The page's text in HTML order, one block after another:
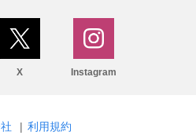
X Instagram
| 利用規約